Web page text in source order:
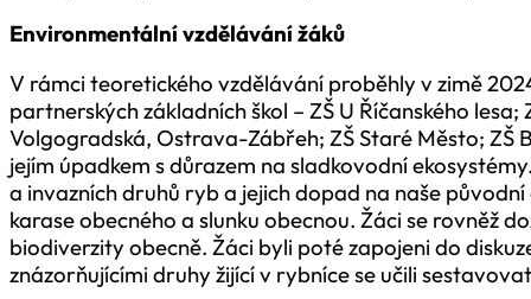
Environmentální vzdělávání žáků
V rámci teoretického vzdělávání proběhly v zimě
partnerských základních škol – ZŠ U Říčanského
Volgogradská, Ostrava-Zábřeh; ZŠ Staré Město; ZŠ
jejím úpadkem s důrazem na sladkovodní
a invazních druhů ryb a jejich dopad na naše
karase obecného a slunku obecnou. Žáci se rovněž
biodiverzity obecně. Žáci byli poté zapojeni do
znázorňujícími druhy žijící v rybníce se učili